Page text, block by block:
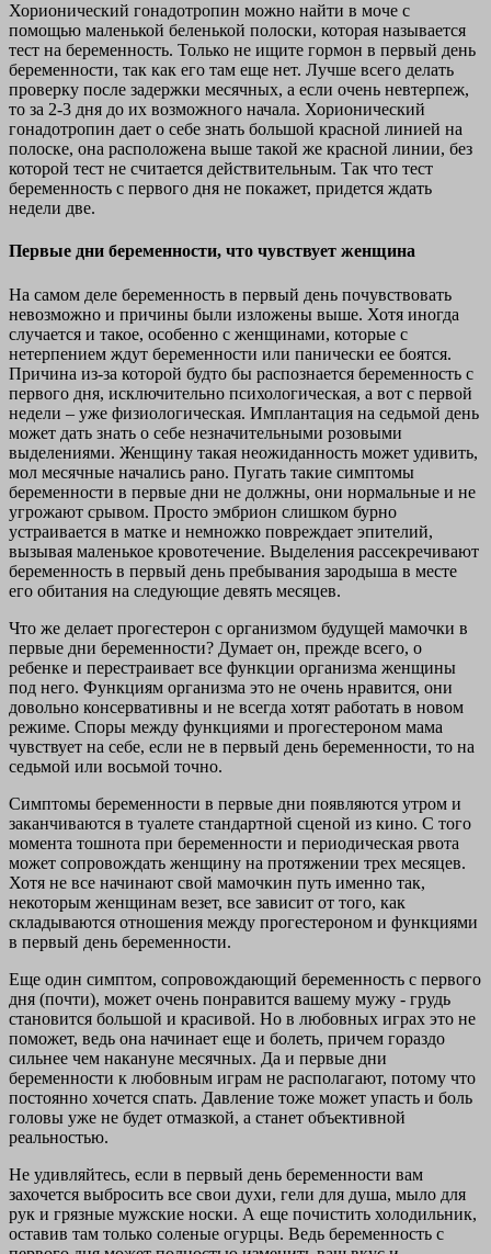
Хорионический гонадотропин можно найти в моче с
помощью маленькой беленькой полоски, которая называется
тест на беременность. Только не ищите гормон в первый день
беременности, так как его там еще нет. Лучше всего делать
проверку после задержки месячных, а если очень невтерпеж,
то за 2-3 дня до их возможного начала. Хорионический
гонадотропин дает о себе знать большой красной линией на
полоске, она расположена выше такой же красной линии, без
которой тест не считается действительным. Так что тест
беременность с первого дня не покажет, придется ждать
недели две.
Первые дни беременности, что чувствует женщина
На самом деле беременность в первый день почувствовать
невозможно и причины были изложены выше. Хотя иногда
случается и такое, особенно с женщинами, которые с
нетерпением ждут беременности или панически ее боятся.
Причина из-за которой будто бы распознается беременность с
первого дня, исключительно психологическая, а вот с первой
недели – уже физиологическая. Имплантация на седьмой день
может дать знать о себе незначительными розовыми
выделениями. Женщину такая неожиданность может удивить,
мол месячные начались рано. Пугать такие симптомы
беременности в первые дни не должны, они нормальные и не
угрожают срывом. Просто эмбрион слишком бурно
устраивается в матке и немножко повреждает эпителий,
вызывая маленькое кровотечение. Выделения рассекречивают
беременность в первый день пребывания зародыша в месте
его обитания на следующие девять месяцев.
Что же делает прогестерон с организмом будущей мамочки в
первые дни беременности? Думает он, прежде всего, о
ребенке и перестраивает все функции организма женщины
под него. Функциям организма это не очень нравится, они
довольно консервативны и не всегда хотят работать в новом
режиме. Споры между функциями и прогестероном мама
чувствует на себе, если не в первый день беременности, то на
седьмой или восьмой точно.
Симптомы беременности в первые дни появляются утром и
заканчиваются в туалете стандартной сценой из кино. С того
момента тошнота при беременности и периодическая рвота
может сопровождать женщину на протяжении трех месяцев.
Хотя не все начинают свой мамочкин путь именно так,
некоторым женщинам везет, все зависит от того, как
складываются отношения между прогестероном и функциями
в первый день беременности.
Еще один симптом, сопровождающий беременность с первого
дня (почти), может очень понравится вашему мужу - грудь
становится большой и красивой. Но в любовных играх это не
поможет, ведь она начинает еще и болеть, причем гораздо
сильнее чем накануне месячных. Да и первые дни
беременности к любовным играм не располагают, потому что
постоянно хочется спать. Давление тоже может упасть и боль
головы уже не будет отмазкой, а станет объективной
реальностью.
Не удивляйтесь, если в первый день беременности вам
захочется выбросить все свои духи, гели для душа, мыло для
рук и грязные мужские носки. А еще почистить холодильник,
оставив там только соленые огурцы. Ведь беременность с